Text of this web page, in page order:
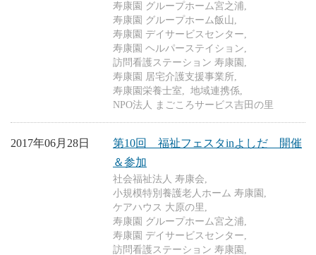
寿康園 グループホーム宮之浦
寿康園 グループホーム飯山
寿康園 デイサービスセンター
寿康園 ヘルパーステイション
訪問看護ステーション 寿康園
寿康園 居宅介護支援事業所
寿康園栄養士室
地域連携係
NPO法人 まごころサービス吉田の里
第10回 福祉フェスタinよしだ 開催
＆参加
2017年06月28日
社会福祉法人 寿康会
小規模特別養護老人ホーム 寿康園
ケアハウス 大原の里
寿康園 グループホーム宮之浦
寿康園 デイサービスセンター
訪問看護ステーション 寿康園